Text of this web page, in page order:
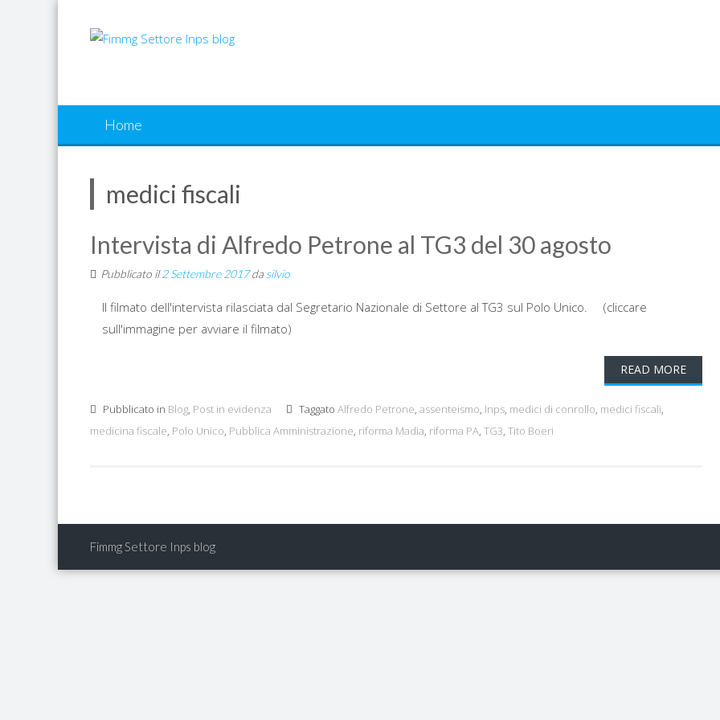
Home
medici fiscali
Intervista di Alfredo Petrone al TG3 del 30 agosto
Pubblicato il2 Settembre 2017da silvio
Il filmato dell'intervista rilasciata dal Segretario Nazionale di Settore al TG3 sul Polo Unico. (cliccare
sull'immagine per avviare il filmato)
READ MORE
Pubblicato in Blog, Post in evidenza Taggato Alfredo Petrone, assenteismo, Inps, medici di conrollo, medici fiscali,
medicina fiscale, Polo Unico, Pubblica Amministrazione, riforma Madia, riforma PA, TG3, Tito Boeri
Fimmg Settore Inps blog